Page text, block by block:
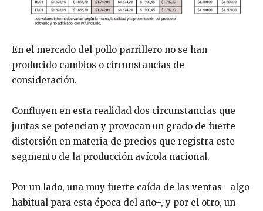
En el mercado del pollo parrillero no se han
producido cambios o circunstancias de
consideración.
Confluyen en esta realidad dos circunstancias que
juntas se potencian y provocan un grado de fuerte
distorsión en materia de precios que registra este
segmento de la producción avícola nacional.
Por un lado, una muy fuerte caída de las ventas –algo
habitual para esta época del año–, y por el otro, un